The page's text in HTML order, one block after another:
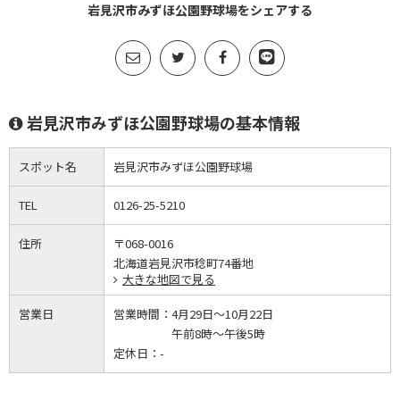
岩見沢市みずほ公園野球場をシェアする
岩見沢市みずほ公園野球場の基本情報
スポット名 岩見沢市みずほ公園野球場
TEL 0126-25-5210
住所
〒068-0016
北海道岩見沢市稔町74番地
大きな地図で見る
営業日 営業時間： 4月29日～10月22日
午前8時～午後5時
定休日： -